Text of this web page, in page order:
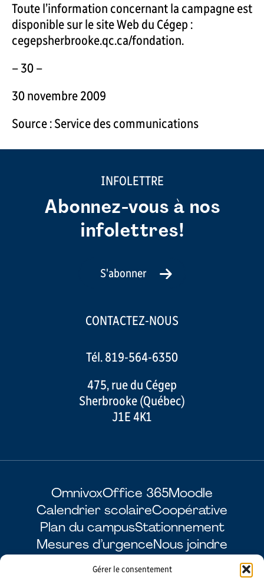
Gérer le consentement
Toute l’information concernant la campagne est
disponible sur le site Web du Cégep :
cegepsherbrooke.qc.ca/fondation.
– 30 –
30 novembre 2009
Source : Service des communications
INFOLETTRE
Abonnez-vous à nos
infolettres!
S'abonner
CONTACTEZ-NOUS
Tél. 819-564-6350
475, rue du Cégep
Sherbrooke (Québec)
J1E 4K1
OmnivoxOffice 365Moodle
Calendrier scolaireCoopérative
Plan du campusStationnement
Mesures d’urgenceNous joindre